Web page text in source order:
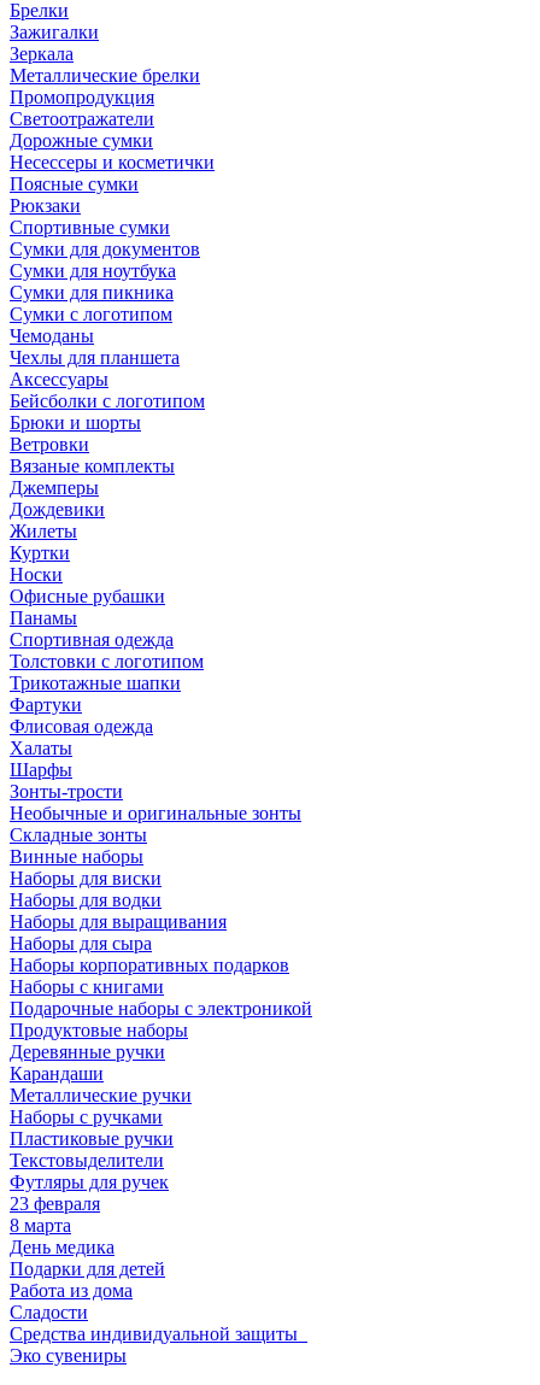
Брелки
Зажигалки
Зеркала
Металлические брелки
Промопродукция
Светоотражатели
Дорожные сумки
Несессеры и косметички
Поясные сумки
Рюкзаки
Спортивные сумки
Сумки для документов
Сумки для ноутбука
Сумки для пикника
Сумки с логотипом
Чемоданы
Чехлы для планшета
Аксессуары
Бейсболки с логотипом
Брюки и шорты
Ветровки
Вязаные комплекты
Джемперы
Дождевики
Жилеты
Куртки
Носки
Офисные рубашки
Панамы
Спортивная одежда
Толстовки с логотипом
Трикотажные шапки
Фартуки
Флисовая одежда
Халаты
Шарфы
Зонты-трости
Необычные и оригинальные зонты
Складные зонты
Винные наборы
Наборы для виски
Наборы для водки
Наборы для выращивания
Наборы для сыра
Наборы корпоративных подарков
Наборы с книгами
Подарочные наборы с электроникой
Продуктовые наборы
Деревянные ручки
Карандаши
Металлические ручки
Наборы с ручками
Пластиковые ручки
Текстовыделители
Футляры для ручек
23 февраля
8 марта
День медика
Подарки для детей
Работа из дома
Сладости
Средства индивидуальной защиты_
Эко сувениры